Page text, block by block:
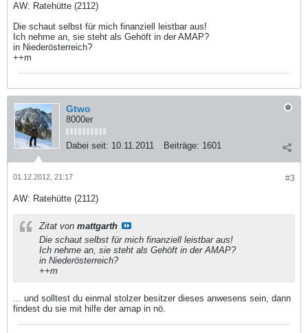
AW: Ratehütte (2112)
Die schaut selbst für mich finanziell leistbar aus!
Ich nehme an, sie steht als Gehöft in der AMAP?
in Niederösterreich?
++m
Gtwo
8000er
Dabei seit: 10.11.2011 Beiträge: 1601
#3
01.12.2012, 21:17
AW: Ratehütte (2112)
Zitat von mattgarth
Die schaut selbst für mich finanziell leistbar aus!
Ich nehme an, sie steht als Gehöft in der AMAP?
in Niederösterreich?
++m
... und solltest du einmal stolzer besitzer dieses anwesens sein, dann
findest du sie mit hilfe der amap in nö.